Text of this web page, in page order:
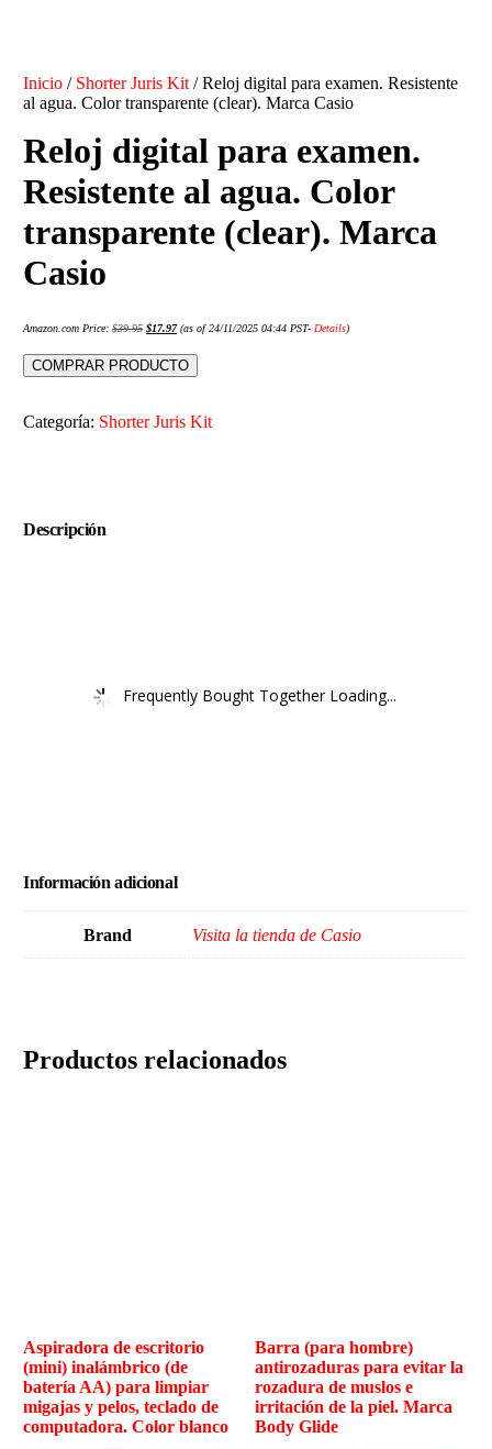
Inicio / Shorter Juris Kit / Reloj digital para examen. Resistente
al agua. Color transparente (clear). Marca Casio
Reloj digital para examen.
Resistente al agua. Color
transparente (clear). Marca
Casio
Amazon.com Price:$39.95 $17.97(as of 24/11/2025 04:44 PST-Details)
COMPRAR PRODUCTO
Categoría: Shorter Juris Kit
Descripción
Frequently Bought Together Loading...
Información adicional
Brand Visita la tienda de Casio
Productos relacionados
Aspiradora de escritorio
(mini) inalámbrico (de
batería AA) para limpiar
migajas y pelos, teclado de
computadora. Color blanco
Barra (para hombre)
antirozaduras para evitar la
rozadura de muslos e
irritación de la piel. Marca
Body Glide